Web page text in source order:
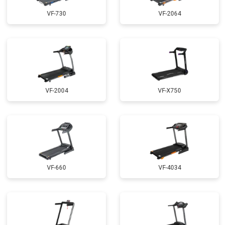
VF-730 VF-2064
VF-2004 VF-X750
VF-660 VF-4034